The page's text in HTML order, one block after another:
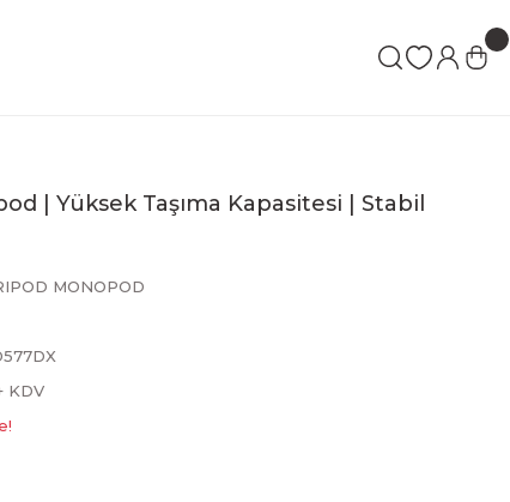
| Yüksek Taşıma Kapasitesi | Stabil
MONOPOD
KDV